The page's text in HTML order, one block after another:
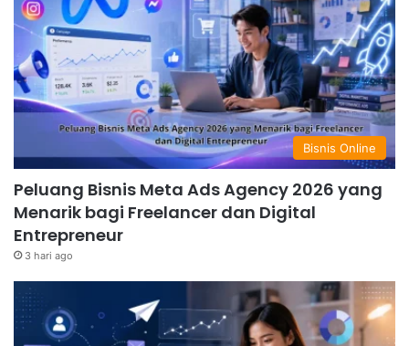
Bisnis Online
Peluang Bisnis Meta Ads Agency 2026 yang
Menarik bagi Freelancer dan Digital
Entrepreneur
3 hari ago